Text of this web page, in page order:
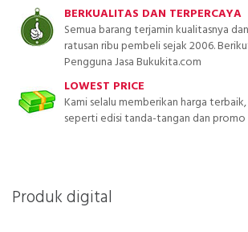
BERKUALITAS DAN TERPERCAYA
Semua barang terjamin kualitasnya
ratusan ribu pembeli sejak 2006.
Pengguna Jasa Bukukita.com
LOWEST PRICE
Kami selalu memberikan harga
seperti edisi tanda-tangan dan promo
Produk digital